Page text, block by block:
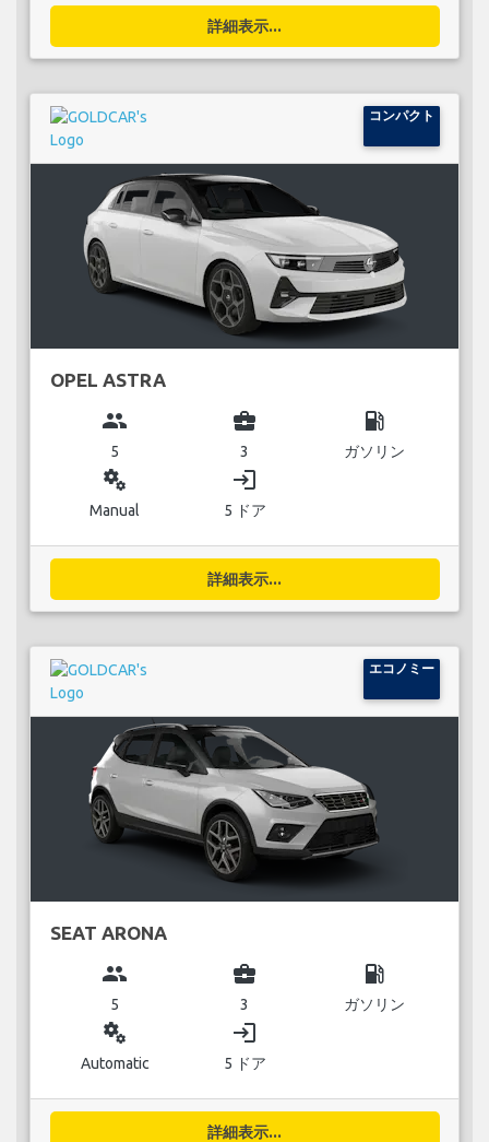
詳細表示...
コンパクト
OPEL ASTRA
group
5
business_center
3
local_gas_station
ガソリン
miscellaneous_services
Manual
login
5 ドア
詳細表示...
エコノミー
SEAT ARONA
group
5
business_center
3
local_gas_station
ガソリン
miscellaneous_services
Automatic
login
5 ドア
詳細表示...